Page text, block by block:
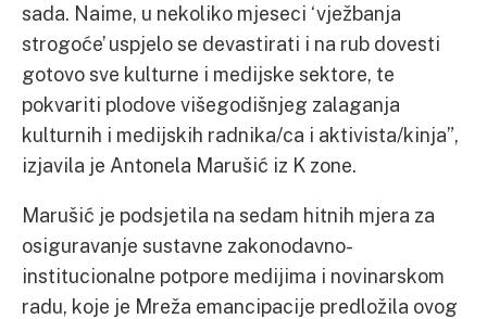
sada. Naime, u nekoliko mjeseci ‘vježbanja
strogoće’ uspjelo se devastirati i na rub dovesti
gotovo sve kulturne i medijske sektore, te
pokvariti plodove višegodišnjeg zalaganja
kulturnih i medijskih radnika/ca i aktivista/kinja”,
izjavila je Antonela Marušić iz K zone.
Marušić je podsjetila na sedam hitnih mjera za
osiguravanje sustavne zakonodavno-
institucionalne potpore medijima i novinarskom
radu, koje je Mreža emancipacije predložila ovog